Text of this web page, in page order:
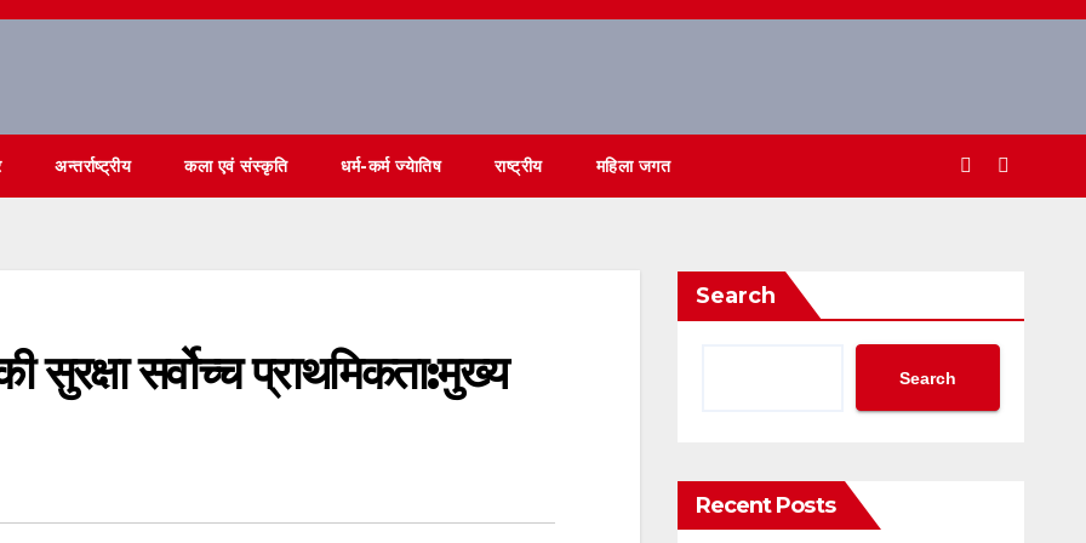
अन्तर्राष्ट्रीय कला एवं संस्कृति धर्म-कर्म ज्येातिष राष्ट्रीय महिला जगत
सर्वोच्च प्राथमिकता:मुख्य
Search
Search
Recent Posts